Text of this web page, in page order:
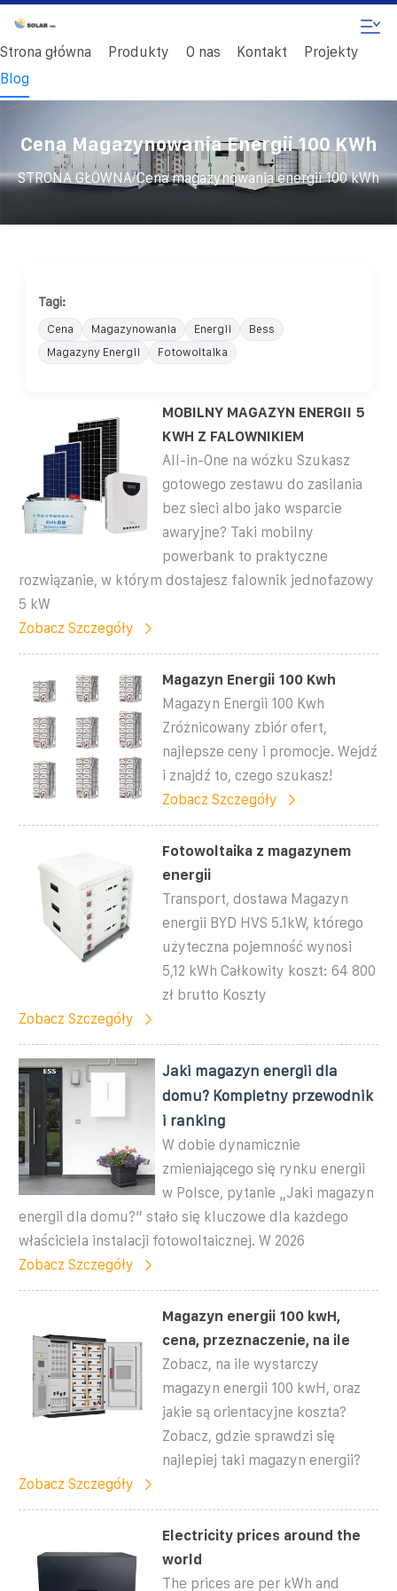
Strona główna Produkty O nas Kontakt
Projekty
Blog
Cena Magazynowania Energii 100 KWh
STRONA GŁÓWNA/Cena magazynowania energii 100 kWh
Tagi:
Cena Magazynowania Energii
Bess
Magazyny Energii
Fotowoltaika
MOBILNY MAGAZYN ENERGII 5
KWH Z FALOWNIKIEM
All-in-One na wózku Szukasz
gotowego zestawu do zasilania
bez sieci albo jako wsparcie
awaryjne? Taki mobilny
powerbank to praktyczne
rozwiązanie, w którym dostajesz falownik jednofazowy
5 kW
Zobacz Szczegóły
Magazyn Energii 100 Kwh
Magazyn Energii 100 Kwh
Zróżnicowany zbiór ofert,
najlepsze ceny i promocje. Wejdź
i znajdź to, czego szukasz!
Zobacz Szczegóły
Fotowoltaika z magazynem
energii
Transport, dostawa Magazyn
energii BYD HVS 5.1kW, którego
użyteczna pojemność wynosi
5,12 kWh Całkowity koszt: 64 800
zł brutto Koszty
Zobacz Szczegóły
Jaki magazyn energii dla
domu? Kompletny przewodnik
i ranking
W dobie dynamicznie
zmieniającego się rynku energii
w Polsce, pytanie „Jaki magazyn
energii dla domu?” stało się kluczowe dla każdego
właściciela instalacji fotowoltaicznej. W 2026
Zobacz Szczegóły
Magazyn energii 100 kwH,
cena, przeznaczenie, na ile
Zobacz, na ile wystarczy
magazyn energii 100 kwH, oraz
jakie są orientacyjne koszta?
Zobacz, gdzie sprawdzi się
najlepiej taki magazyn energii?
Zobacz Szczegóły
Electricity prices around the
world
The prices are per kWh and